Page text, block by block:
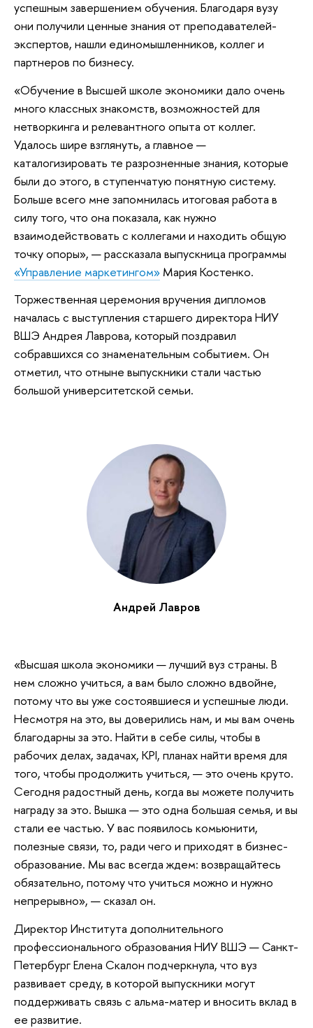
успешным завершением обучения. Благодаря вузу
они получили ценные знания от преподавателей-
экспертов, нашли единомышленников, коллег и
партнеров по бизнесу.
«Обучение в Высшей школе экономики дало очень
много классных знакомств, возможностей для
нетворкинга и релевантного опыта от коллег.
Удалось шире взглянуть, а главное —
каталогизировать те разрозненные знания, которые
были до этого, в ступенчатую понятную систему.
Больше всего мне запомнилась итоговая работа в
силу того, что она показала, как нужно
взаимодействовать с коллегами и находить общую
точку опоры», — рассказала выпускница программы
«Управление маркетингом» Мария Костенко.
Торжественная церемония вручения дипломов
началась с выступления старшего директора НИУ
ВШЭ Андрея Лаврова, который поздравил
собравшихся со знаменательным событием. Он
отметил, что отныне выпускники стали частью
большой университетской семьи.
Андрей Лавров
«Высшая школа экономики — лучший вуз страны. В
нем сложно учиться, а вам было сложно вдвойне,
потому что вы уже состоявшиеся и успешные люди.
Несмотря на это, вы доверились нам, и мы вам очень
благодарны за это. Найти в себе силы, чтобы в
рабочих делах, задачах, KPI, планах найти время для
того, чтобы продолжить учиться, — это очень круто.
Сегодня радостный день, когда вы можете получить
награду за это. Вышка — это одна большая семья, и вы
стали ее частью. У вас появилось комьюнити,
полезные связи, то, ради чего и приходят в бизнес-
образование. Мы вас всегда ждем: возвращайтесь
обязательно, потому что учиться можно и нужно
непрерывно», — сказал он.
Директор Института дополнительного
профессионального образования НИУ ВШЭ — Санкт-
Петербург Елена Скалон подчеркнула, что вуз
развивает среду, в которой выпускники могут
поддерживать связь с альма-матер и вносить вклад в
ее развитие.